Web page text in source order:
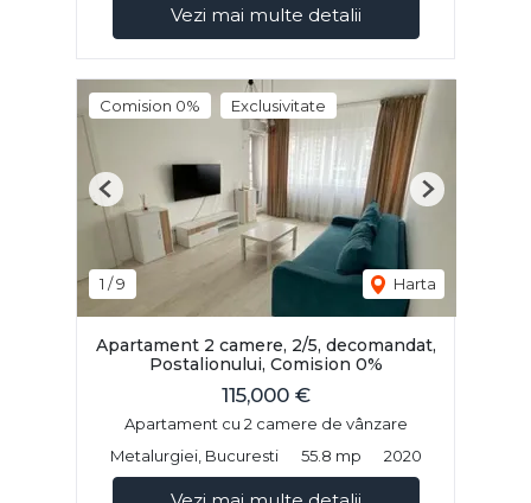
Vezi mai multe detalii
Comision 0% Exclusivitate
1 /9 Harta
Previous Next
Apartament 2 camere, 2/5, decomandat,
Postalionului, Comision 0%
115,000 €
Apartament cu 2 camere de vânzare
Metalurgiei, Bucuresti
55.8 mp 2020